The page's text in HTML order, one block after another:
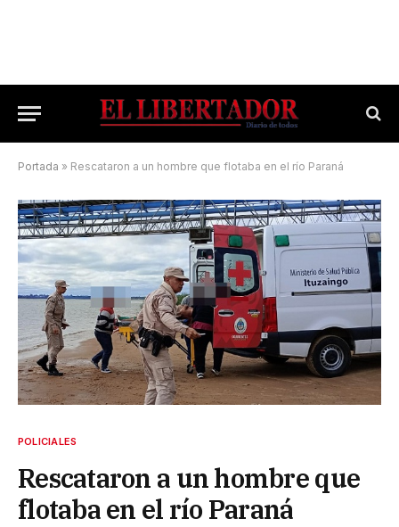
Portada » Rescataron a un hombre que flotaba en el río Paraná
POLICIALES
Rescataron a un hombre que
flotaba en el río Paraná